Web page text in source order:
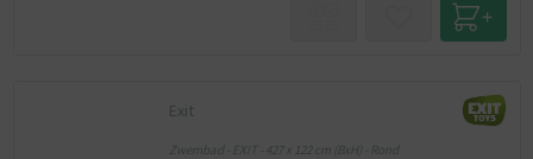
Exit
Zwembad - EXIT - 427 x 122 cm (BxH) - Rond